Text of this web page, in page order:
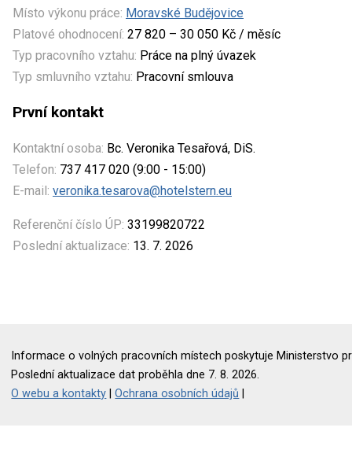
Místo výkonu práce: Moravské Budějovice
Platové ohodnocení: 27 820 – 30 050 Kč / měsíc
Typ pracovního vztahu: Práce na plný úvazek
Typ smluvního vztahu: Pracovní smlouva
První kontakt
Kontaktní osoba: Bc. Veronika Tesařová, DiS.
Telefon: 737 417 020 (9:00 - 15:00)
E-mail: veronika.tesarova@hotelstern.eu
Referenční číslo ÚP: 33199820722
Poslední aktualizace: 13. 7. 2026
Informace o volných pracovních místech poskytuje Ministerstvo
Poslední aktualizace dat proběhla dne 7. 8. 2026.
O webu a kontakty |Ochrana osobních údajů